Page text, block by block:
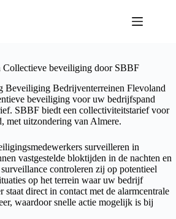
Collectieve beveiliging door SBBF
Beveiliging Bedrijventerreinen Flevoland
beveiliging voor uw bedrijfspand
SBBF biedt een collectiviteitstarief voor
met uitzondering van Almere.
surveilleren in
vastgestelde bloktijden in de nachten en
controleren zij op potentieel
op het terrein waar uw bedrijf
staat direct in contact met de alarmcentrale
waardoor snelle actie mogelijk is bij